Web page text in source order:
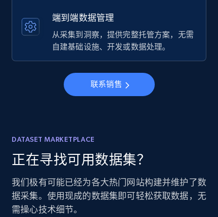
端到端数据管理
从采集到洞察，提供完整托管方案，无需
自建基础设施、开发或数据处理。
联系销售
DATASET MARKETPLACE
正在寻找可用数据集？
我们极有可能已经为各大热门网站构建并维护了数
据采集。使用现成的数据集即可轻松获取数据，无
需操心技术细节。